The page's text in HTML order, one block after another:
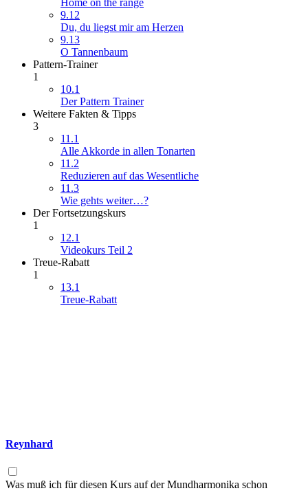
Home on the range
9.12
Du, du liegst mir am Herzen
9.13
O Tannenbaum
Pattern-Trainer
1
10.1
Der Pattern Trainer
Weitere Fakten & Tipps
3
11.1
Alle Akkorde in allen Tonarten
11.2
Reduzieren auf das Wesentliche
11.3
Wie gehts weiter…?
Der Fortsetzungskurs
1
12.1
Videokurs Teil 2
Treue-Rabatt
1
13.1
Treue-Rabatt
Reynhard
Was muß ich für diesen Kurs auf der Mundharmonika schon